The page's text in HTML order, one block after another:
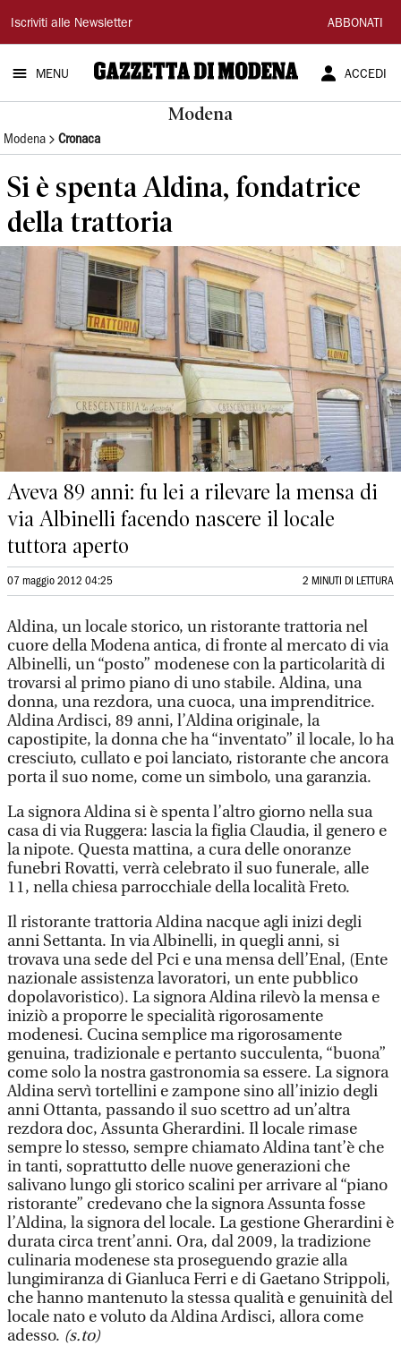
Gazzetta
di
Modena
Iscriviti alle Newsletter ABBONATI
MENU ACCEDI
Modena
Modena Cronaca
Si è spenta Aldina, fondatrice
della trattoria
Aveva 89 anni: fu lei a rilevare la mensa di
via Albinelli facendo nascere il locale
tuttora aperto
07 maggio 2012 04:25 2 MINUTI DI LETTURA
Aldina, un locale storico, un ristorante trattoria nel
cuore della Modena antica, di fronte al mercato di via
Albinelli, un “posto” modenese con la particolarità di
trovarsi al primo piano di uno stabile. Aldina, una
donna, una rezdora, una cuoca, una imprenditrice.
Aldina Ardisci, 89 anni, l’Aldina originale, la
capostipite, la donna che ha “inventato” il locale, lo ha
cresciuto, cullato e poi lanciato, ristorante che ancora
porta il suo nome, come un simbolo, una garanzia.
La signora Aldina si è spenta l’altro giorno nella sua
casa di via Ruggera: lascia la figlia Claudia, il genero e
la nipote. Questa mattina, a cura delle onoranze
funebri Rovatti, verrà celebrato il suo funerale, alle
11, nella chiesa parrocchiale della località Freto.
Il ristorante trattoria Aldina nacque agli inizi degli
anni Settanta. In via Albinelli, in quegli anni, si
trovava una sede del Pci e una mensa dell’Enal, (Ente
nazionale assistenza lavoratori, un ente pubblico
dopolavoristico). La signora Aldina rilevò la mensa e
iniziò a proporre le specialità rigorosamente
modenesi. Cucina semplice ma rigorosamente
genuina, tradizionale e pertanto succulenta, “buona”
come solo la nostra gastronomia sa essere. La signora
Aldina servì tortellini e zampone sino all’inizio degli
anni Ottanta, passando il suo scettro ad un’altra
rezdora doc, Assunta Gherardini. Il locale rimase
sempre lo stesso, sempre chiamato Aldina tant’è che
in tanti, soprattutto delle nuove generazioni che
salivano lungo gli storico scalini per arrivare al “piano
ristorante” credevano che la signora Assunta fosse
l’Aldina, la signora del locale. La gestione Gherardini è
durata circa trent’anni. Ora, dal 2009, la tradizione
culinaria modenese sta proseguendo grazie alla
lungimiranza di Gianluca Ferri e di Gaetano Strippoli,
che hanno mantenuto la stessa qualità e genuinità del
locale nato e voluto da Aldina Ardisci, allora come
adesso. (s.to)